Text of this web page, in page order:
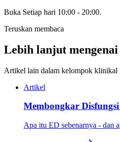
Buka Setiap hari 10:00 - 20:00.
Teruskan membaca
Lebih lanjut
Artikel lain dalam kelompok klinikal
Artikel
Membongkar
Apa itu ED sebenarnya - dan